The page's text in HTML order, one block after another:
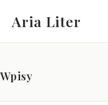
Aria Liter
Wpisy